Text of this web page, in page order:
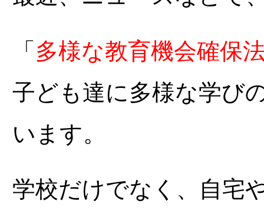
「 多様な教育機会確保
子ども達に多様な学び
います。
学校だけでなく、自宅